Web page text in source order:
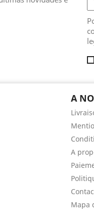
A
A
Mapa